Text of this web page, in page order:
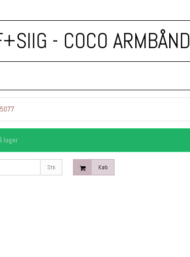
- COCO ARMBÅND
lager
Stk Køb